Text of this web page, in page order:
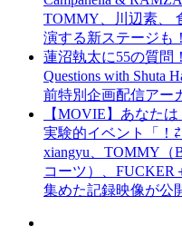
TOMMY、川辺素、
演する新ステージも！
蓮沼執太に55の質問
Questions with Shuta
前特別企画配信アー
【MOVIE】あなた
実験的イベント「！⇄
xiangyu、TOMMY（
コーツ）、FUCKER
集めた記録映像が公